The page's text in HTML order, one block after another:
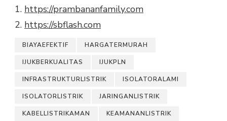
1. https://prambananfamily.com
2. https://sbflash.com
BIAYAEFEKTIF HARGATERMURAH
IJUKBERKUALITAS IJUKPLN
INFRASTRUKTURLISTRIK ISOLATORALAMI
ISOLATORLISTRIK JARINGANLISTRIK
KABELLISTRIKAMAN KEAMANANLISTRIK